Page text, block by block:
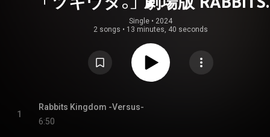
KINGDOM THE MOVIE主題歌「
Kingdom -Versus-」
Single • 2024
2 songs • 13 minutes, 40 seconds
1
Rabbits Kingdom -Versus-
6:50